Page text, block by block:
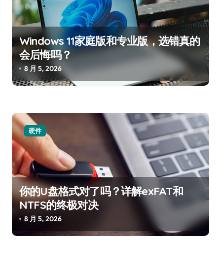
Windows 11家庭版和专业版，选错真的
会后悔吗？
8 月 5, 2026
硬件
你的U盘格式对了吗？详解exFAT和
NTFS的终极对决
8 月 5, 2026